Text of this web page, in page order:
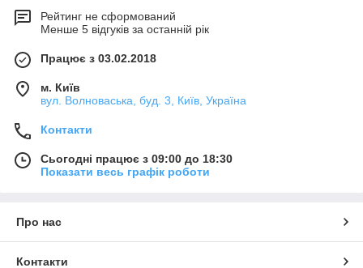
Рейтинг не сформований
Менше 5 відгуків за останній рік
Працює з 03.02.2018
м. Київ
вул. Волноваська, буд. 3, Київ, Україна
Контакти
Сьогодні працює з 09:00 до 18:30
Показати весь графік роботи
Про нас
Контакти